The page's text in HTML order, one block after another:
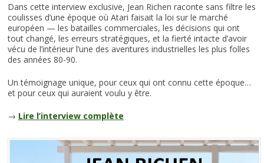
Dans cette interview exclusive, Jean Richen raconte sans filtre les
coulisses d’une époque où Atari faisait la loi sur le marché
européen — les batailles commerciales, les décisions qui ont
tout changé, les erreurs stratégiques, et la fierté intacte d’avoir
vécu de l’intérieur l’une des aventures industrielles les plus folles
des années 80-90.
Un témoignage unique, pour ceux qui ont connu cette époque…
et pour ceux qui auraient voulu y être.
→ Lire l’interview complète